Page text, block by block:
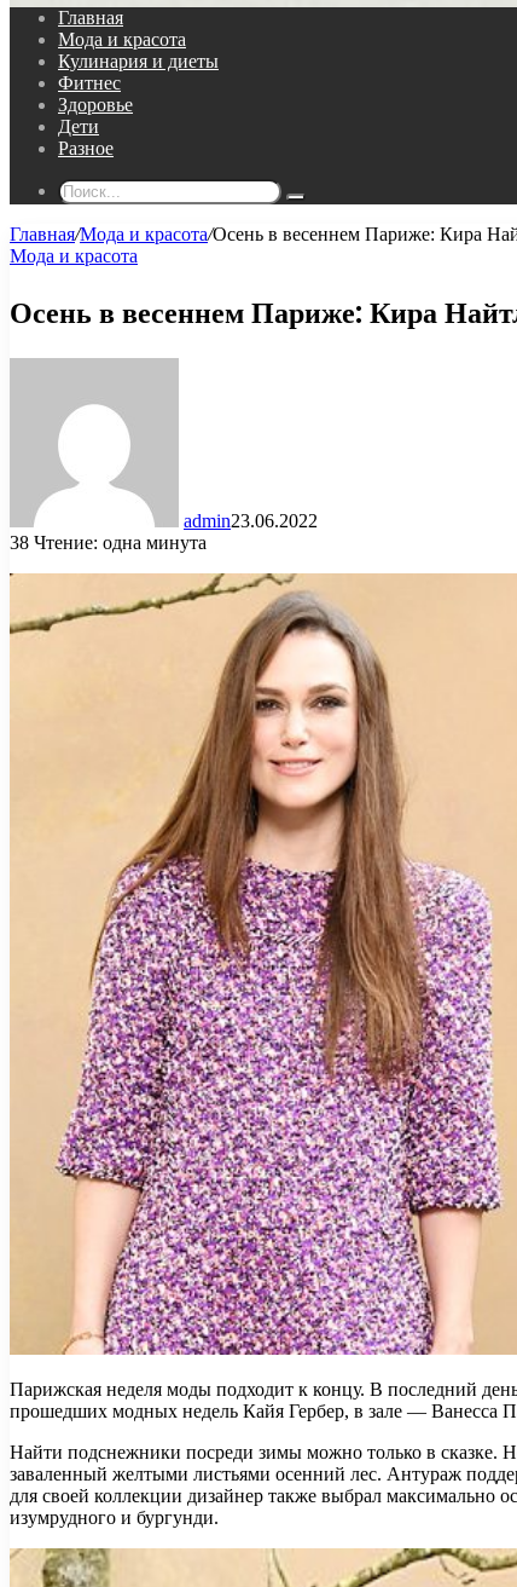
Главная
Мода и красота
Кулинария и диеты
Фитнес
Здоровье
Дети
Разное
Поиск...
Главная/Мода и красота/Осень в весеннем Париже: Кира
Мода и красота
Осень в весеннем Париже: Кира
admin23.06.2022
38 Чтение: одна минута
Парижская неделя моды подходит к концу. В последний
прошедших модных недель Кайя Гербер, в зале — Ванесса
Найти подснежники посреди зимы можно только в сказке.
заваленный желтыми листьями осенний лес. Антураж
для своей коллекции дизайнер также выбрал максимально
изумрудного и бургунди.